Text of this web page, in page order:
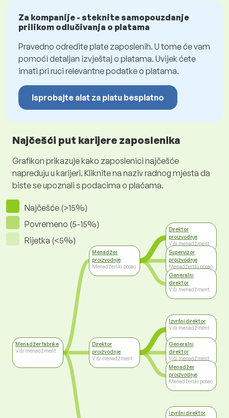
Za kompanije - steknite samopouzdanje
prilikom odlučivanja o platama
Pravedno odredite plate zaposlenih. U tome će vam
pomoći detaljan izvještaj o platama. Uvijek ćete
imati pri ruci relevantne podatke o platama.
Isprobajte alat za platu besplatno
Najčešći put karijere zaposlenika
Grafikon prikazuje kako zaposlenici najčešće
napreduju u karijeri. Kliknite na naziv radnog mjesta da
biste se upoznali s podacima o plaćama.
Najčešće (>15%)
Povremeno (5-15%)
Rijetka (<5%)
Menadžer fabrike
Viši menadžment
Menadžer
proizvodnje
Menadžerski posao
Direktor
proizvodnje
Viši menadžment
Direktor
proizvodnje
Viši menadžment
Supervizor
proizvodnje
Menadžerski posao
Generalni
direktor
Viši menadžment
Izvršni direktor
Viši menadžment
Generalni
direktor
Viši menadžment
Menadžer
proizvodnje
Menadžerski posao
Izvršni direktor